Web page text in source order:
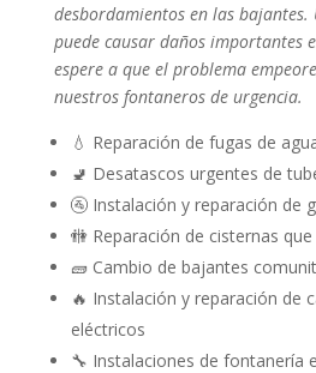
desbordamientos en las bajantes.
puede causar daños importantes
espere a que el problema
nuestros fontaneros de urgencia.
💧 Reparación de fugas de
🚽 Desatascos urgentes de
🚰 Instalación y reparación de
🚻 Reparación de cisternas
🧱 Cambio de bajantes
🔥 Instalación y reparación de
eléctricos
🔧 Instalaciones de fontanería